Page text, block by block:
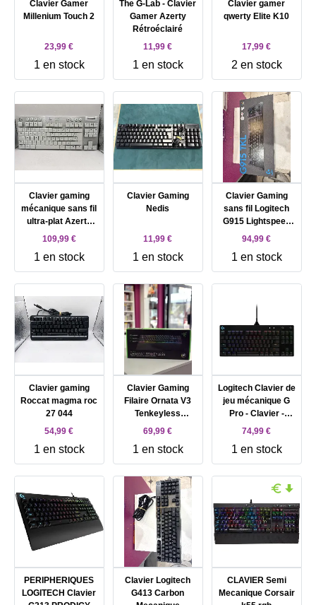
Clavier Gamer
Millenium Touch 2
23,99 €
1 en stock
The G-Lab - Clavier
Gamer Azerty
Rétroéclairé
11,99 €
1 en stock
Clavier gamer
qwerty Elite K10
17,99 €
2 en stock
Clavier gaming
mécanique sans fil
ultra-plat Azerty
Logitech G915 X
Tactile Blanc
109,99 €
1 en stock
Clavier Gaming
Nedis
11,99 €
1 en stock
Clavier Gaming
sans fil Logitech
G915 Lightspeed
TKL Linéaire Noir
94,99 €
1 en stock
Clavier gaming
Roccat magma roc
27 044
54,99 €
1 en stock
Clavier Gaming
Filaire Ornata V3
Tenkeyless
Rétroéclairé avec
Razer Noir
69,99 €
1 en stock
Logitech Clavier de
jeu mécanique G
Pro - Clavier -
backlit - USB -
- commutateur :
GX Blue Clicky -
noir
74,99 €
1 en stock
PERIPHERIQUES
LOGITECH Clavier
Clavier Logitech
G413 Carbon
CLAVIER Semi
Mecanique Corsair